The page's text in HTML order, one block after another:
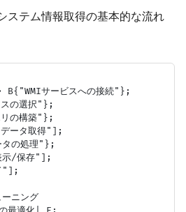
ステム情報取得の基本的な流れ
サービスへの接続"};
の選択"};
の構築"};
ータ取得"];
の処理"};
/保存"];
ニング